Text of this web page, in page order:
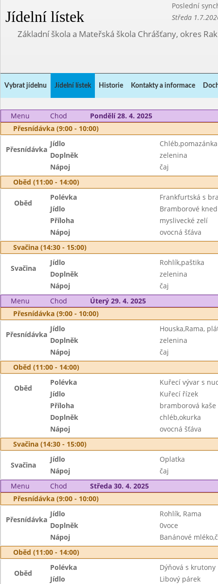
Jídelní lístek
Poslední
Středa
Základní škola a Mateřská škola Chrášťany, okres
Vybrat jídelnu Jídelní lístek Historie Kontakty a informace
Menu Chod
Pondělí 28. 4. 2025
Přesnídávka (9:00 - 10:00)
Přesnídávka
Jídlo
Doplněk
zelenina
Nápoj
čaj
Oběd (11:00 - 14:00)
Oběd
Polévka
Frankfurtská s
Jídlo
Bramborové
Příloha
myslivecké zelí
Nápoj
ovocná šťáva
Svačina (14:30 - 15:00)
Svačina
Jídlo
Rohlík,paštika
Doplněk
zelenina
Nápoj
čaj
Menu
Chod
Úterý 29. 4. 2025
Přesnídávka (9:00 - 10:00)
Přesnídávka
Jídlo
Houska,Rama,
Doplněk
zelenina
Nápoj
čaj
Oběd (11:00 - 14:00)
Oběd
Polévka
Kuřecí vývar s
Jídlo
Kuřecí řízek
Příloha
bramborová kaše
Doplněk
chléb,okurka
Nápoj
ovocná šťáva
Svačina (14:30 - 15:00)
Svačina
Jídlo
Oplatka
Nápoj
čaj
Menu
Chod
Středa 30. 4. 2025
Přesnídávka (9:00 - 10:00)
Přesnídávka
Jídlo
Rohlík, Rama
Doplněk
0voce
Nápoj
Banánové
Oběd (11:00 - 14:00)
Oběd
Polévka
Dýňová s krutony
Jídlo
Libový párek